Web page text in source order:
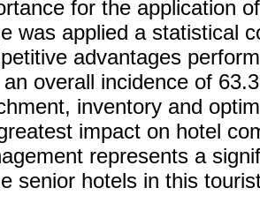
for the application
was applied a statistical
advantages
overall incidence of
inventory and
impact on hotel
represents a
senior hotels in this